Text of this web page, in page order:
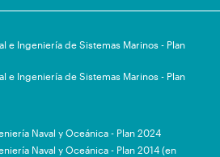
e Ingeniería de Sistemas Marinos - Plan
e Ingeniería de Sistemas Marinos - Plan
Naval y Oceánica - Plan 2024
Naval y Oceánica - Plan 2014 (en